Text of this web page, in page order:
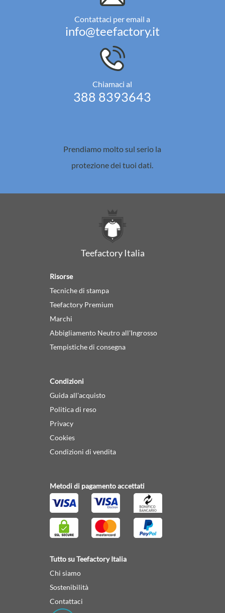
Contattaci per email a
info@teefactory.it
Chiamaci al
388 8393643
Prendiamo molto sul serio la
protezione dei tuoi dati.
Teefactory Italia
Risorse
Tecniche di stampa
Teefactory Premium
Marchi
Abbigliamento Neutro all'Ingrosso
Tempistiche di consegna
Condizioni
Guida all'acquisto
Politica di reso
Privacy
Cookies
Condizioni di vendita
Metodi di pagamento accettati
Tutto su Teefactory Italia
Chi siamo
Sostenibilità
Contattaci